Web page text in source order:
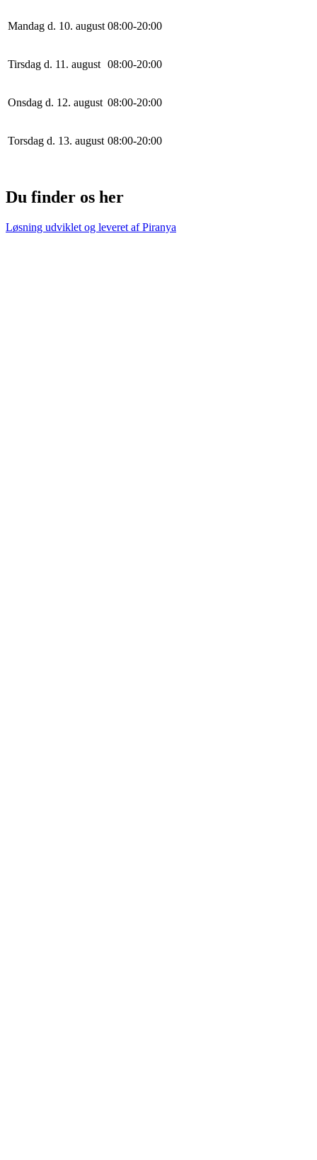
Mandag d. 10. august 08:00-20:00
Tirsdag d. 11. august 08:00-20:00
Onsdag d. 12. august 08:00-20:00
Torsdag d. 13. august 08:00-20:00
Du finder os her
Løsning udviklet og leveret afPiranya